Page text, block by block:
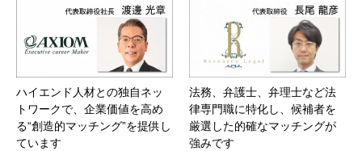
ハイエンド人材との独自ネッ
トワークで、企業価値を高め
る“創造的マッチング”を提供し
ています
法務、弁護士、弁理士など法
律専門職に特化し、候補者を
厳選した的確なマッチングが
強みです